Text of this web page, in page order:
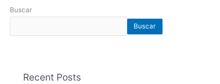
Buscar
Buscar
Recent Posts